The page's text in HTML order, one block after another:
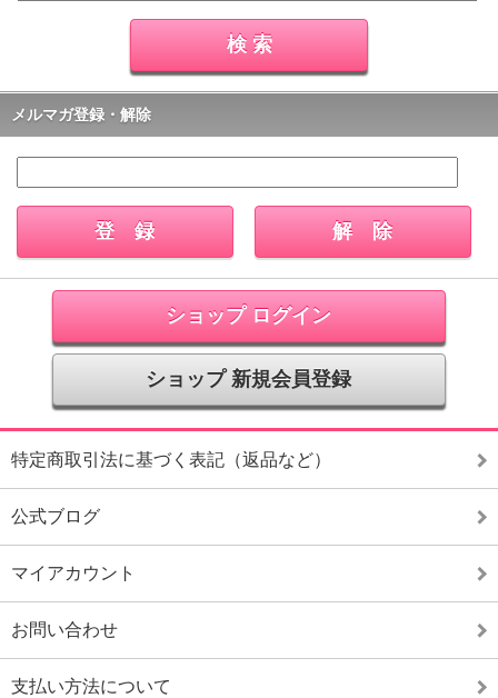
メルマガ登録・解除
ショップ ログイン
ショップ 新規会員登録
特定商取引法に基づく表記（返品など）
公式ブログ
マイアカウント
お問い合わせ
支払い方法について